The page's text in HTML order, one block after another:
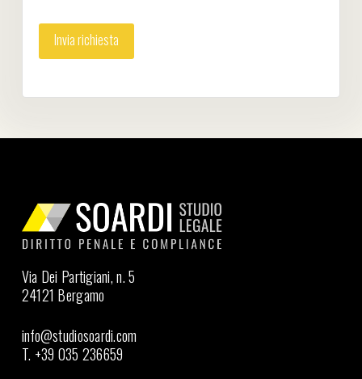
Via Dei Partigiani, n. 5
24121 Bergamo
info@studiosoardi.com
T. +39 035 236659